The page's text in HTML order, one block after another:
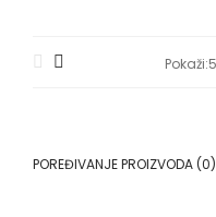
POREĐIVANJE PROIZVODA (0)